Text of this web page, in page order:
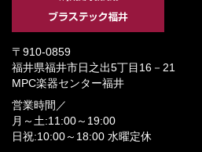
〒910-0859
福井県福井市日之出5丁目16－21
MPC楽器センター福井
営業時間／
月～土:11:00～19:00
日祝:10:00～18:00 水曜定休